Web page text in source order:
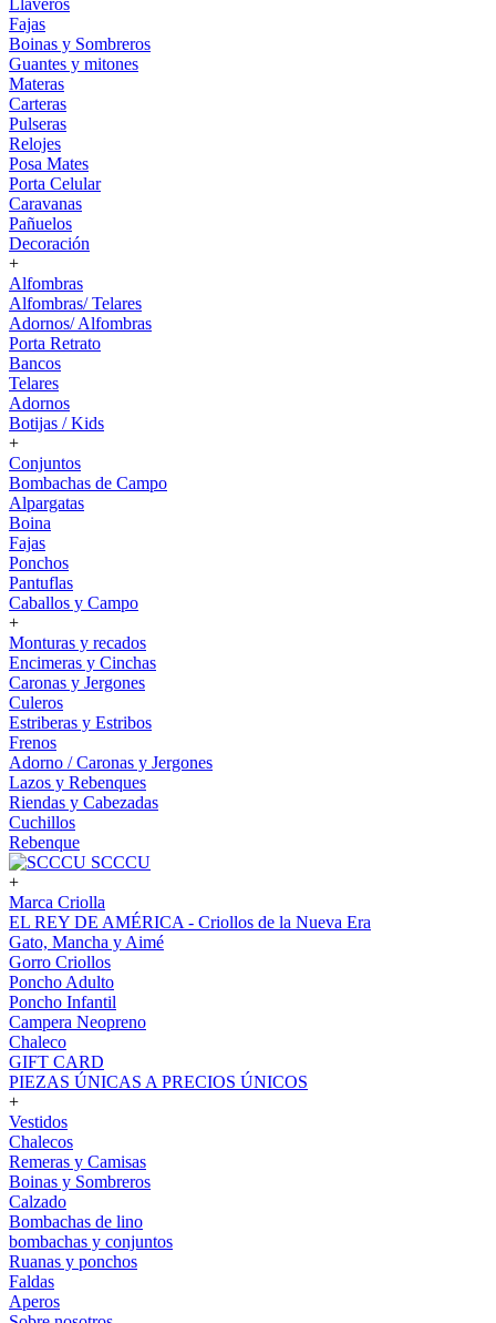
Llaveros
Fajas
Boinas y Sombreros
Guantes y mitones
Materas
Carteras
Pulseras
Relojes
Posa Mates
Porta Celular
Caravanas
Pañuelos
Decoración
+
Alfombras
Alfombras/ Telares
Adornos/ Alfombras
Porta Retrato
Bancos
Telares
Adornos
Botijas / Kids
+
Conjuntos
Bombachas de Campo
Alpargatas
Boina
Fajas
Ponchos
Pantuflas
Caballos y Campo
+
Monturas y recados
Encimeras y Cinchas
Caronas y Jergones
Culeros
Estriberas y Estribos
Frenos
Adorno / Caronas y Jergones
Lazos y Rebenques
Riendas y Cabezadas
Cuchillos
Rebenque
SCCCU
+
Marca Criolla
EL REY DE AMÉRICA - Criollos de la Nueva Era
Gato, Mancha y Aimé
Gorro Criollos
Poncho Adulto
Poncho Infantil
Campera Neopreno
Chaleco
GIFT CARD
PIEZAS ÚNICAS A PRECIOS ÚNICOS
+
Vestidos
Chalecos
Remeras y Camisas
Boinas y Sombreros
Calzado
Bombachas de lino
bombachas y conjuntos
Ruanas y ponchos
Faldas
Aperos